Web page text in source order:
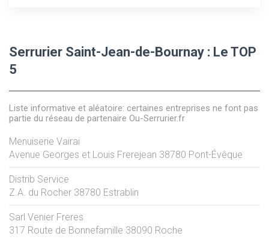
Serrurier Saint-Jean-de-Bournay : Le TOP
5
Liste informative et aléatoire: certaines entreprises ne font pas
partie du réseau de partenaire Ou-Serrurier.fr
Menuiserie Vairai
Avenue Georges et Louis Frerejean 38780 Pont-Évêque
Distrib Service
Z.A. du Rocher 38780 Estrablin
Sarl Venier Freres
317 Route de Bonnefamille 38090 Roche